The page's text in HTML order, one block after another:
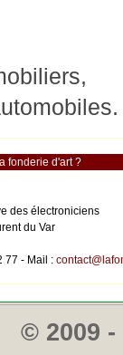
fonderie d'art ?
des électroniciens
du Var
77 - Mail :
© 2009